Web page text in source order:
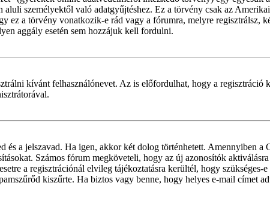
aluli személyektől való adatgyűjtéshez. Ez a törvény csak az
ez a törvény vonatkozik-e rád vagy a fórumra, melyre regisztrálsz,
aggály esetén sem hozzájuk kell fordulni.
kívánt felhasználónevet. Az is előfordulhat, hogy a regisztráció
a jelszavad. Ha igen, akkor két dolog történhetett. Amennyiben a
Számos fórum megköveteli, hogy az új azonosítók
a regisztrációnál elvileg tájékoztatásra kerültél, hogy
kiszűrte. Ha biztos vagy benne, hogy helyes e-mail címet